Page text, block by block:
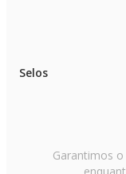
Selos
Garantimos